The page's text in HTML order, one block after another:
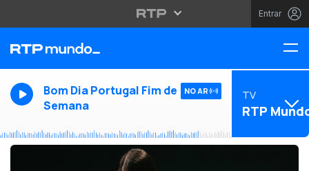
Entrar
Bom Dia Portugal Fim de
Semana
NO AR TV
RTP